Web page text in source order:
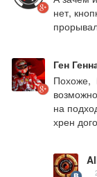
нет,
Ген
Похоже,
на
хрен